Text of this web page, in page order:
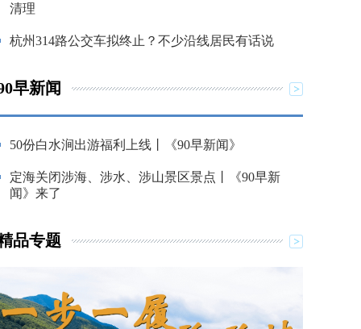
清理
杭州314路公交车拟终止？不少沿线居民有话说
早新闻
50份白水涧出游福利上线丨《90早新闻》
定海关闭涉海、涉水、涉山景区景点丨《90早新
闻》来了
品专题